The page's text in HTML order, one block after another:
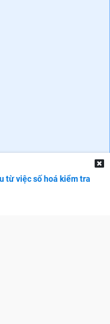
từ việc số hoá kiểm tra